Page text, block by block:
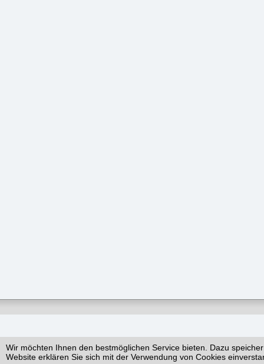
Wir möchten Ihnen den bestmöglichen Service bieten. Dazu
Website erklären Sie sich mit der Verwendung von Cookies